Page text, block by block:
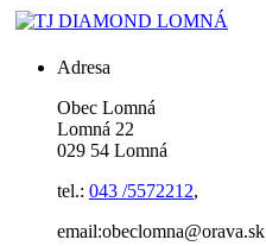
Adresa
Obec Lomná
Lomná 22
029 54 Lomná
tel.: 043 /5572212,
email:obeclomna@orava.sk